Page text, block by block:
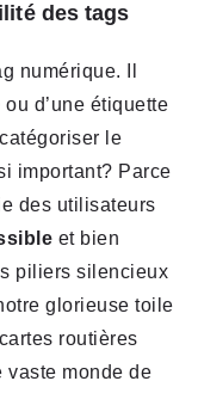
des tags
numérique. Il
ou d’une étiquette
le
important? Parce
des utilisateurs
et bien
piliers silencieux
glorieuse toile
routières
vaste monde de